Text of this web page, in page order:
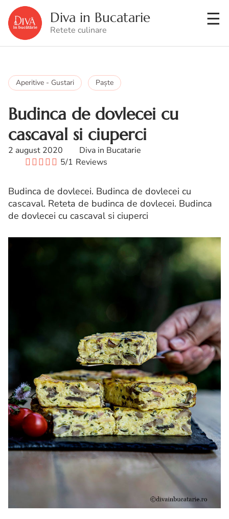
Diva in Bucatarie
Retete culinare
Aperitive - Gustari Paşte
Budinca de dovlecei cu
cascaval si ciuperci
2 august 2020
Diva in Bucatarie
5/1 Reviews
Budinca de dovlecei. Budinca de dovlecei cu
cascaval. Reteta de budinca de dovlecei. Budinca
de dovlecei cu cascaval si ciuperci